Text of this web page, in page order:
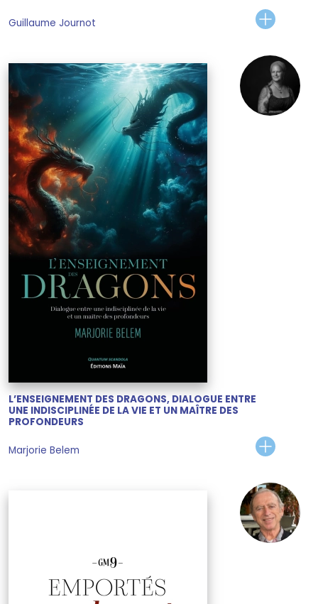
Guillaume Journot
L’ENSEIGNEMENT DES DRAGONS, DIALOGUE ENTRE
UNE INDISCIPLINÉE DE LA VIE ET UN MAÎTRE DES
PROFONDEURS
Marjorie Belem